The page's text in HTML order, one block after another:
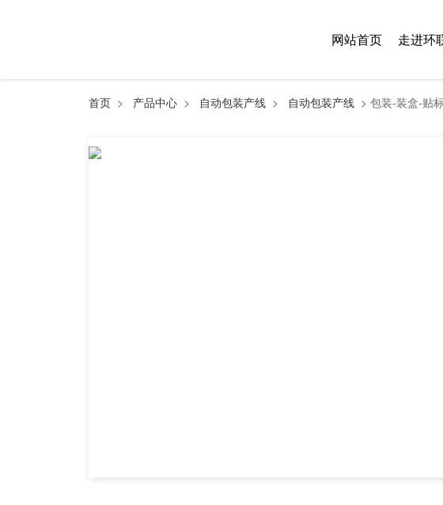
网站首页 走进环
首页 > 产品中心 > 自动包装产线 > 自动包装产线 > 包装-装盒-贴